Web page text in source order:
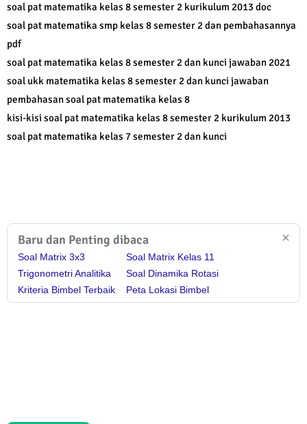
soal pat matematika kelas 8 semester 2 kurikulum 2013 doc
soal pat matematika smp kelas 8 semester 2 dan pembahasannya
pdf
soal pat matematika kelas 8 semester 2 dan kunci jawaban 2021
soal ukk matematika kelas 8 semester 2 dan kunci jawaban
pembahasan soal pat matematika kelas 8
kisi-kisi soal pat matematika kelas 8 semester 2 kurikulum 2013
soal pat matematika kelas 7 semester 2 dan kunci
Baru dan Penting dibaca
Soal Matrix 3x3
Trigonometri Analitika
Kriteria Bimbel Terbaik
Soal Matrix Kelas 11
Soal Dinamika Rotasi
Peta Lokasi Bimbel